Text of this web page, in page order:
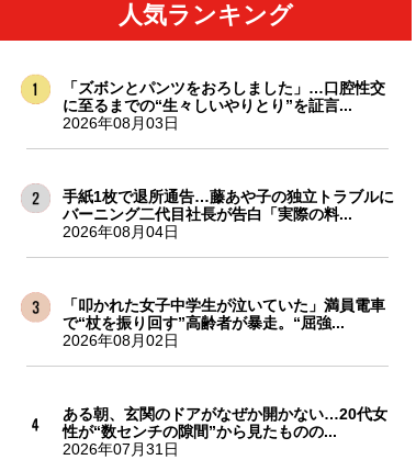
人気ランキング
「ズボンとパンツをおろしました」…口腔性交
に至るまでの“生々しいやりとり”を証言...
2026年08月03日
手紙1枚で退所通告…藤あや子の独立トラブルに
バーニング二代目社長が告白「実際の料...
2026年08月04日
「叩かれた女子中学生が泣いていた」満員電車
で“杖を振り回す”高齢者が暴走。“屈強...
2026年08月02日
ある朝、玄関のドアがなぜか開かない…20代女
性が“数センチの隙間”から見たものの...
2026年07月31日